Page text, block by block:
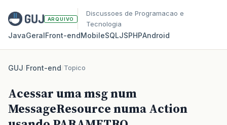
ARQUIVO
Discussoes de Programacao e
Tecnologia
JavaGeralFront‑endMobileSQLJSPHPAndroid
GUJ/Front-end/Topico
Acessar uma msg num
MessageResource numa Action